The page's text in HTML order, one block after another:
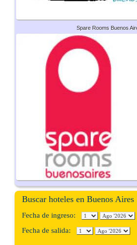
Spare Rooms Buenos
Buscar hoteles en Buenos Aires
Fecha de ingreso:
Fecha de salida: